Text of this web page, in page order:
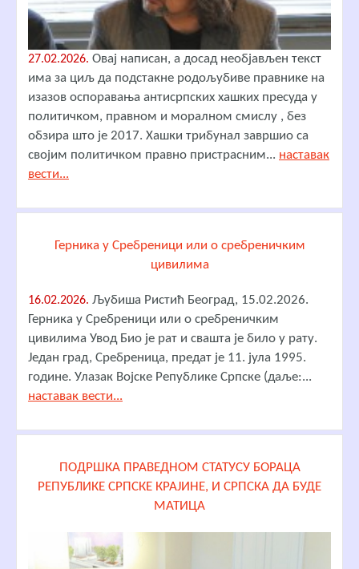
27.02.2026. Овај написан, а досад необјављен текст
има за циљ да подстакне родољубиве правнике на
изазов оспоравања антисрпских хашких пресуда у
политичком, правном и моралном смислу , без
обзира што је 2017. Хашки трибунал завршио са
својим политичком правно пристрасним... наставак
вести...
Герника у Сребреници или о сребреничким
цивилима
16.02.2026. Љубиша Ристић Београд, 15.02.2026.
Герника у Сребреници или о сребреничким
цивилима Увод Био је рат и свашта је било у рату.
Један град, Сребреница, предат је 11. јула 1995.
године. Улазак Војске Републике Српске (даље:...
наставак вести...
ПОДРШКА ПРАВЕДНОМ СТАТУСУ БОРАЦА
РЕПУБЛИКЕ СРПСКЕ КРАЈИНЕ, И СРПСКА ДА БУДЕ
МАТИЦА